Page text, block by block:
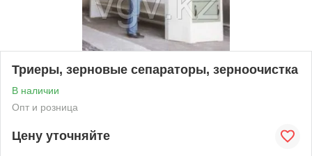
Триеры, зерновые сепараторы, зерноочистка
В наличии
Опт и розница
Цену уточняйте